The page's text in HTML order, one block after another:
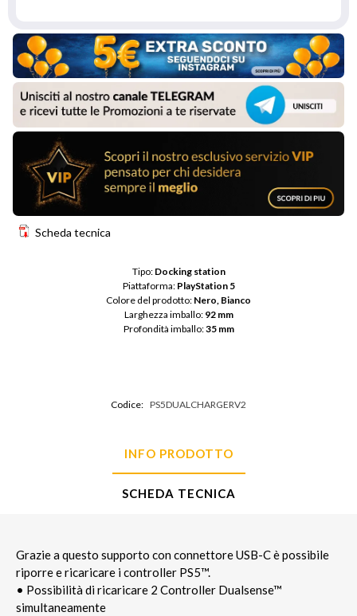
Scheda tecnica
Tipo: Docking station
Piattaforma: PlayStation 5
Colore del prodotto: Nero, Bianco
Larghezza imballo: 92 mm
Profondità imballo: 35 mm
Codice: PS5DUALCHARGERV2
INFO PRODOTTO
SCHEDA TECNICA
Grazie a questo supporto con connettore USB-C è possibile
riporre e ricaricare i controller PS5™.
• Possibilità di ricaricare 2 Controller Dualsense™
simultaneamente